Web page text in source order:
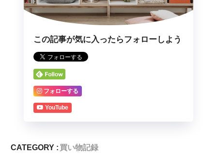
この記事が気に入ったらフォローしよう
フォローする
YouTube
CATEGORY : 買い物記録